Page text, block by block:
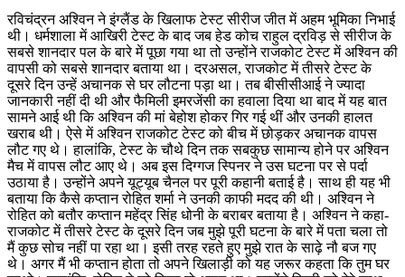
रविचंद्रन अश्विन ने इंग्लैंड के खिलाफ टेस्ट सीरीज जीत में अहम भूमिका निभाई
थी। धर्मशाला में आखिरी टेस्ट के बाद जब हेड कोच राहुल द्रविड़ से सीरीज के
सबसे शानदार पल के बारे में पूछा गया था तो उन्होंने राजकोट टेस्ट में अश्विन की
वापसी को सबसे शानदार बताया था। दरअसल, राजकोट में तीसरे टेस्ट के
दूसरे दिन उन्हें अचानक से घर लौटना पड़ा था। तब बीसीसीआई ने ज्यादा
जानकारी नहीं दी थी और फैमिली इमरजेंसी का हवाला दिया था बाद में यह बात
सामने आई थी कि अश्विन की मां बेहोश होकर गिर गई थीं और उनकी हालत
खराब थी। ऐसे में अश्विन राजकोट टेस्ट को बीच में छोड़कर अचानक वापस
लौट गए थे। हालांकि, टेस्ट के चौथे दिन तक सबकुछ सामान्य होने पर अश्विन
मैच में वापस लौट आए थे। अब इस दिग्गज स्पिनर ने उस घटना पर से पर्दा
उठाया है। उन्होंने अपने यूट्यूब चैनल पर पूरी कहानी बताई है। साथ ही यह भी
बताया कि कैसे कप्तान रोहित शर्मा ने उनकी काफी मदद की थी। अश्विन ने
रोहित को बतौर कप्तान महेंद्र सिंह धोनी के बराबर बताया है। अश्विन ने कहा-
राजकोट में तीसरे टेस्ट के दूसरे दिन जब मुझे पूरी घटना के बारे में पता चला तो
मैं कुछ सोच नहीं पा रहा था। इसी तरह रहते हुए मुझे रात के साढ़े नौ बज गए
थे। अगर मैं भी कप्तान होता तो अपने खिलाड़ी को यह जरूर कहता कि तुम घर